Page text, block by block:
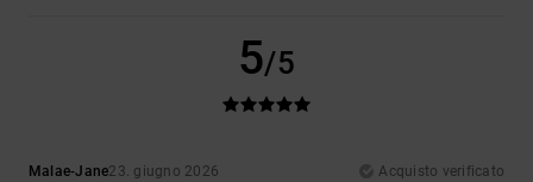
5/5
Malae-Jane23. giugno 2026
Acquisto verificato